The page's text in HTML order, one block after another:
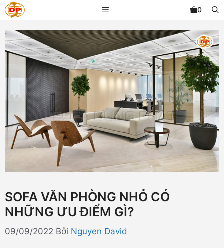
Chuyển
đến
nội
dung
MENU 0
SOFA VĂN PHÒNG NHỎ CÓ
NHỮNG ƯU ĐIỂM GÌ?
09/09/2022 Bởi Nguyen David